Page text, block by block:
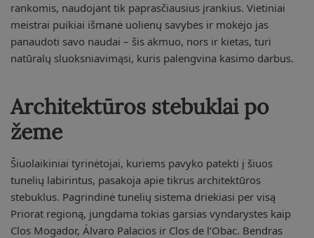
rankomis, naudojant tik paprasčiausius įrankius. Vietiniai
meistrai puikiai išmanė uolienų savybes ir mokėjo jas
panaudoti savo naudai – šis akmuo, nors ir kietas, turi
natūralų sluoksniavimąsi, kuris palengvina kasimo darbus.
Architektūros stebuklai po
žeme
Šiuolaikiniai tyrinėtojai, kuriems pavyko patekti į šiuos
tunelių labirintus, pasakoja apie tikrus architektūros
stebuklus. Pagrindinė tunelių sistema driekiasi per visą
Priorat regioną, jungdama tokias garsias vyndarystes kaip
Clos Mogador, Álvaro Palacios ir Clos de l’Obac. Bendras